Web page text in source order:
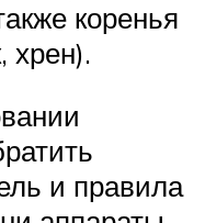
коренья
хрен).
и правила